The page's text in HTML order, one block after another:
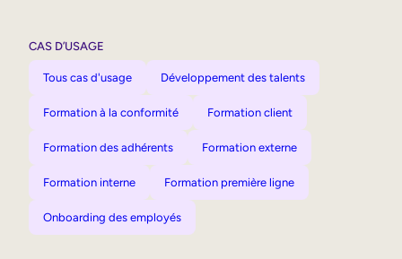
CAS D’USAGE
Tous cas d'usage Développement des talents
Formation à la conformité Formation client
Formation des adhérents Formation externe
Formation interne Formation première ligne
Onboarding des employés